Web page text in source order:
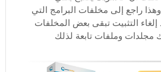
راجع إلى مخلفات البرامج التي
إلغاء التثبيت تبقى بعض المخلفات
وملفات تابعة لذلك